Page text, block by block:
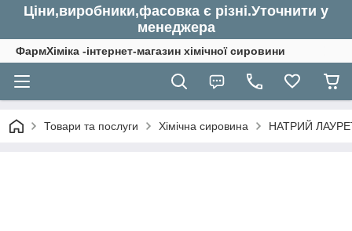
Ціни,виробники,фасовка є різні.Уточнити у
менеджера
ФармХіміка -інтернет-магазин хімічної сировини
Товари та послуги Хімічна сировина НАТРИЙ